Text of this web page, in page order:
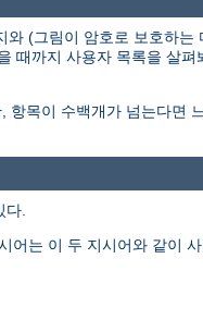
(그림이 암호로 보호하는
때까지 사용자 목록을 살펴
항목이 수백개가 넘는다면
.
어는 이 두 지시어와 같이